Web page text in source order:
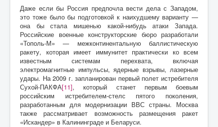
Даже если бы Россия предпочла вести дела с Западом,
это тоже было бы подготовкой к наихудшему варианту —
она бы стала мишенью какой-нибудь атаки Запада.
Российские военные конструкторские бюро разработали
«Тополь-М» — межконтинентальную баллистическую
ракету, которая имеет иммунитет практически ко всем
известным системам перехвата, включая
электромагнитные импульсы, ядерные взрывы, лазерные
удары. На 2009 г. запланирован первый полет истребителя
Сухой-ПАКФА[11], который станет первым боевым
российским истребителем-стелс пятого поколения,
разработанным для модернизации ВВС страны. Москва
также рассматривает возможность размещения ракет
«Искандер» в Калининграде и Беларуси.